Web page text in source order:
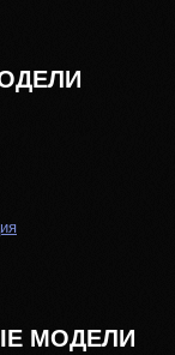
МОДЕЛИ